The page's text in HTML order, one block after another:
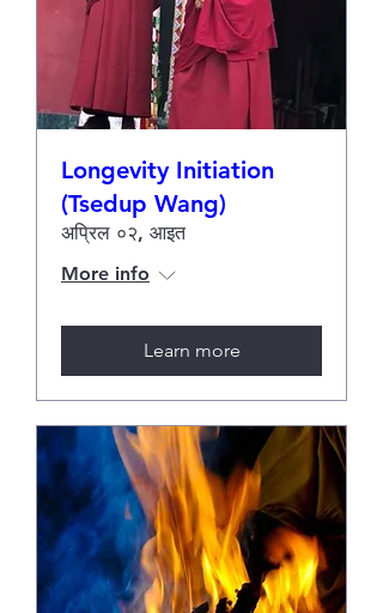
Longevity Initiation
(Tsedup Wang)
अप्रिल ०२, आइत
More info
Learn more